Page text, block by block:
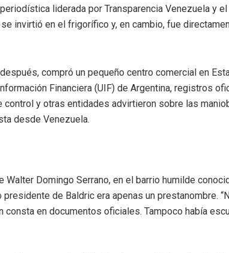
liderada por Transparencia Venezuela y el
invirtió en el frigorífico y, en cambio, fue
compró un pequeño centro comercial en
Financiera (UIF) de Argentina, registros
y otras entidades advirtieron sobre las
desde Venezuela.
Domingo Serrano, en el barrio humilde
de Baldric era apenas un prestanombre.
en documentos oficiales. Tampoco había